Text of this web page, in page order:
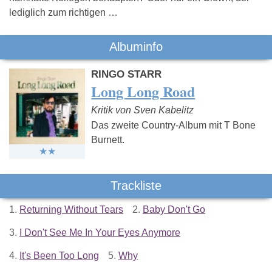
lediglich zum richtigen …
Albuminfo
RINGO STARR
Long Long Road
Kritik von Sven Kabelitz
Das zweite Country-Album mit T Bone
Burnett.
Trackliste
1. Returning Without Tears 2. Baby Don't Go
3. I Don't See Me In Your Eyes Anymore
4. It's Been Too Long 5. Why